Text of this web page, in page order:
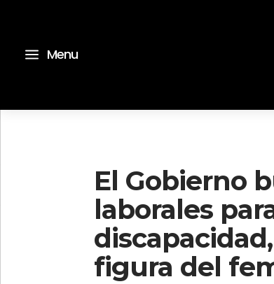
a Menu
El Gobierno
laborales
figura del